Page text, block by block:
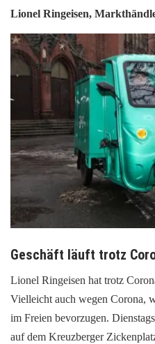
Lionel Ringeisen,
Geschäft läuft trotz
Lionel Ringeisen hat trotz
Vielleicht auch wegen Corona,
im Freien bevorzugen.
auf dem Kreuzberger